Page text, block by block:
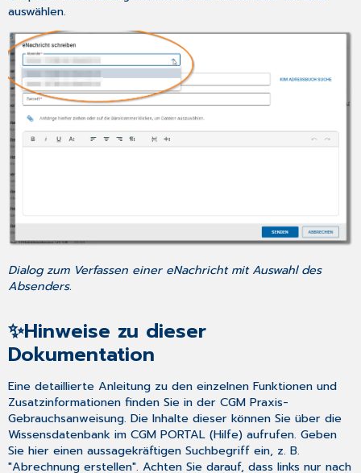
auswählen.
Dialog zum Verfassen einer eNachricht mit Auswahl des
Absenders.
✨Hinweise zu dieser
Dokumentation
Eine detaillierte Anleitung zu den einzelnen Funktionen und
Zusatzinformationen finden Sie in der CGM Praxis-
Gebrauchsanweisung. Die Inhalte dieser können Sie über die
Wissensdatenbank im CGM PORTAL (Hilfe) aufrufen. Geben
Sie hier einen aussagekräftigen Suchbegriff ein, z. B.
"Abrechnung erstellen". Achten Sie darauf, dass links nur nach